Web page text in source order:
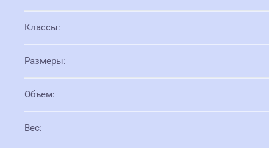
Классы:
Размеры:
Объем:
Вес: